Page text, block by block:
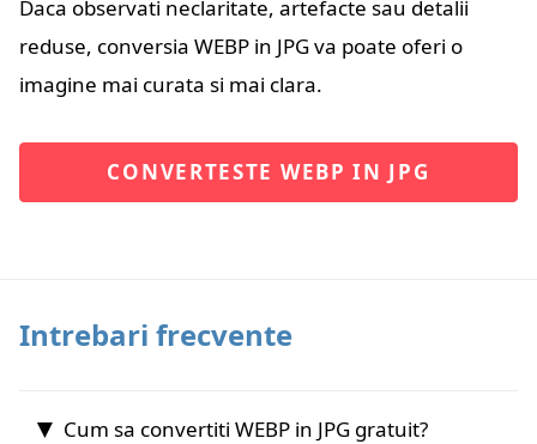
Daca observati neclaritate, artefacte sau detalii
reduse, conversia WEBP in JPG va poate oferi o
imagine mai curata si mai clara.
CONVERTESTE WEBP IN JPG
Intrebari frecvente
Cum sa convertiti WEBP in JPG gratuit?